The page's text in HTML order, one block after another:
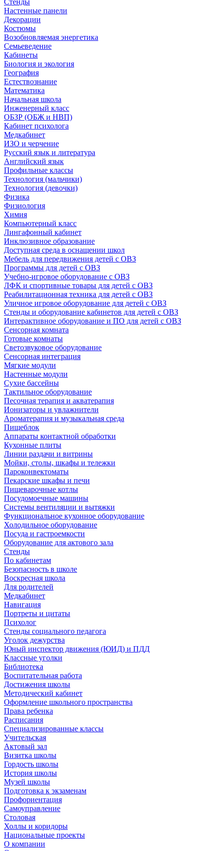
Стенды
Настенные панели
Декорации
Костюмы
Возобновляемая энергетика
Семьеведение
Кабинеты
Биология и экология
География
Естествознание
Математика
Начальная школа
Инженерный класс
ОБЗР (ОБЖ и НВП)
Кабинет психолога
Медкабинет
ИЗО и черчение
Русский язык и литература
Английский язык
Профильные классы
Технология (мальчики)
Технология (девочки)
Физика
Физиология
Химия
Компьютерный класс
Лингафонный кабинет
Инклюзивное образование
Доступная среда в оснащении школ
Мебель для передвижения детей с ОВЗ
Программы для детей с ОВЗ
Учебно-игровое оборудование с ОВЗ
ЛФК и спортивные товары для детей с ОВЗ
Реабилитационная техника для детей с ОВЗ
Уличное игровое оборудование для детей с ОВЗ
Стенды и оборудование кабинетов для детей с ОВЗ
Интерактивное оборудование и ПО для детей с ОВЗ
Сенсорная комната
Готовые комнаты
Светозвуковое оборудование
Сенсорная интеграция
Мягкие модули
Настенные модули
Сухие бассейны
Тактильное оборудование
Песочная терапия и акватерапия
Ионизаторы и увлажнители
Ароматерапия и музыкальная среда
Пищеблок
Аппараты контактной обработки
Кухонные плиты
Линии раздачи и витрины
Мойки, столы, шкафы и тележки
Пароконвектоматы
Пекарские шкафы и печи
Пищеварочные котлы
Посудомоечные машины
Системы вентиляции и вытяжки
Функциональное кухонное оборудование
Холодильное оборудование
Посуда и гастроемкости
Оборудование для актового зала
Стенды
По кабинетам
Безопасность в школе
Воскресная школа
Для родителей
Медкабинет
Навигация
Портреты и цитаты
Психолог
Стенды социального педагога
Уголок дежурства
Юный инспектор движения (ЮИД) и ПДД
Классные уголки
Библиотека
Воспитательная работа
Достижения школы
Методический кабинет
Оформление школьного пространства
Права ребенка
Расписания
Специализированные классы
Учительская
Актовый зал
Визитка школы
Гордость школы
История школы
Музей школы
Подготовка к экзаменам
Профориентация
Самоуправление
Столовая
Холлы и коридоры
Национальные проекты
О компании